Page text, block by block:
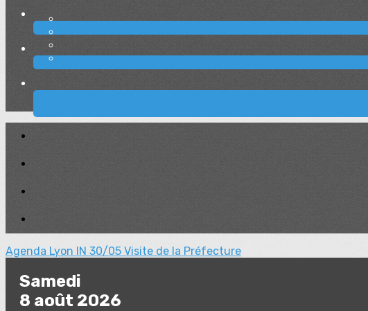
Agenda Lyon IN 30/05 Visite de la Préfecture
Samedi
8 août 2026